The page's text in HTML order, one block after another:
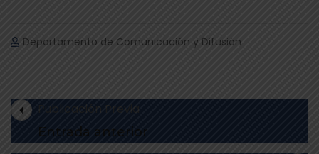
Departamento de Comunicación y Difusión
Publicación Previa
Entrada anterior